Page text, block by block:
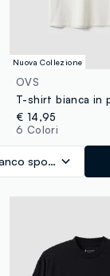
Nuova Collezione
OVS
€ 14,95
6 Colori
sporco